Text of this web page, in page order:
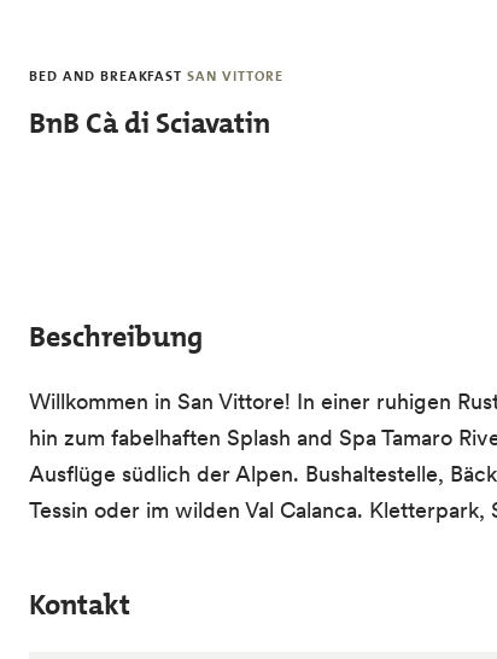
BED AND BREAKFAST SAN VITTORE
BnB Cà di Sciavatin
Beschreibung
Willkommen in San Vittore! In einer ruhigen
hin zum fabelhaften Splash and Spa Tamaro
Ausflüge südlich der Alpen. Bushaltestelle,
Tessin oder im wilden Val Calanca.
Kontakt